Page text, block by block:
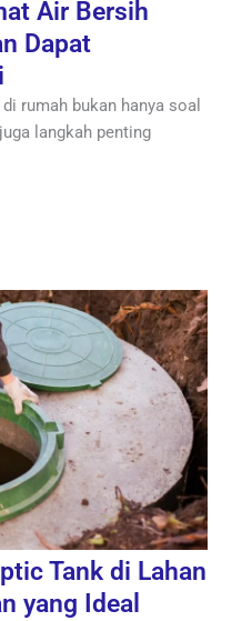
Air Bersih
Dapat
rumah bukan hanya soal
langkah penting
Tank di Lahan
yang Ideal